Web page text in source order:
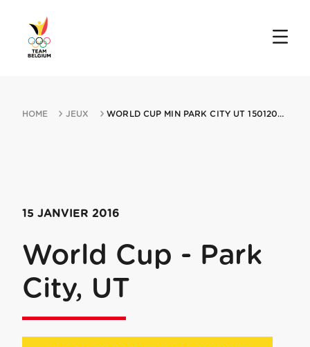
HOME JEUX WORLD CUP MIN PARK CITY UT 15012016 PARK CITY UT
15 JANVIER 2016
World Cup - Park
City, UT